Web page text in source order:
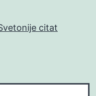
citat